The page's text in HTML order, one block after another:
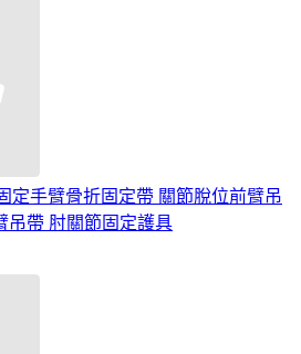
定手臂骨折固定帶 關節脫位前臂吊
吊帶 肘關節固定護具